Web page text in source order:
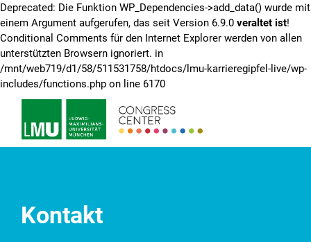
Deprecated: Die Funktion WP_Dependencies->add_data() wurde mit
einem Argument aufgerufen, das seit Version 6.9.0 veraltet ist!
Conditional Comments für den Internet Explorer werden von allen
unterstützten Browsern ignoriert. in
/mnt/web719/d1/58/511531758/htdocs/lmu-karrieregipfel-live/wp-
includes/functions.php on line 6170Zum
springen
Kontakt